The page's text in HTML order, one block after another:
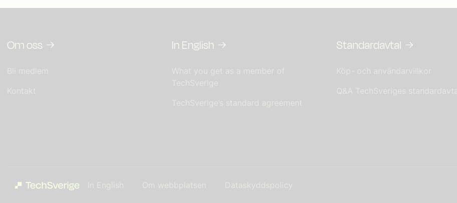
Om oss
Bli medlem
Kontakt
In English
What you get as a member of
TechSverige
TechSverige’s standard agreement
Standardavtal
Köp- och användarvillkor
Q&A TechSveriges standardavtal
In English Om webbplatsen Dataskyddspolicy